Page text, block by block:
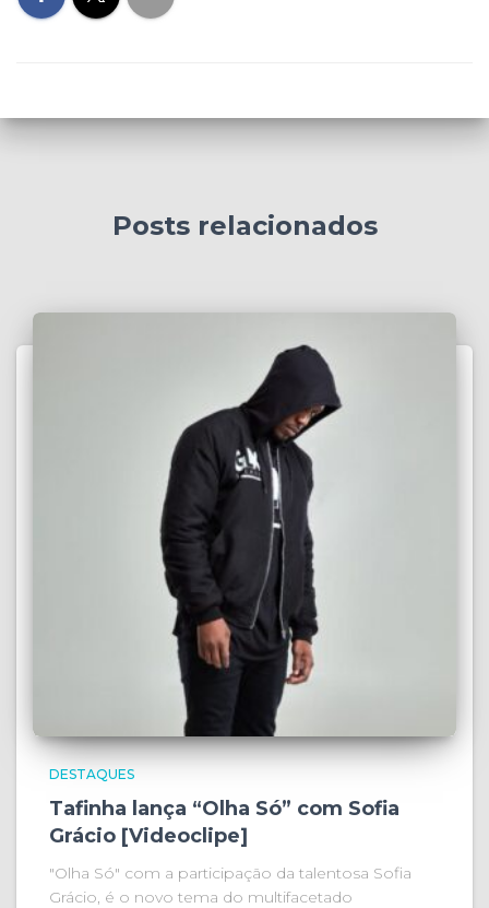
Posts relacionados
DESTAQUES
Tafinha lança “Olha Só” com Sofia
Grácio [Videoclipe]
"Olha Só" com a participação da talentosa Sofia
Grácio, é o novo tema do multifacetado